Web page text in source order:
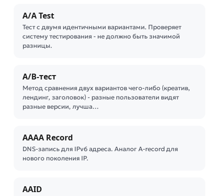
A/A Test
Тест с двумя идентичными вариантами. Проверяет
систему тестирования - не должно быть значимой
разницы.
A/B-тест
Метод сравнения двух вариантов чего-либо (креатив,
лендинг, заголовок) - разные пользователи видят
разные версии, лучша…
AAAA Record
DNS-запись для IPv6 адреса. Аналог A-record для
нового поколения IP.
AAID